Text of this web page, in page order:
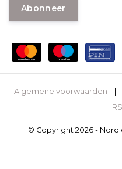
Abonneer
Algemene voorwaarden
© Copyright 2026 -